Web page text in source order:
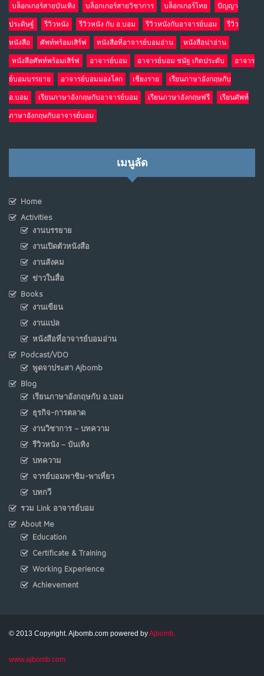
บล็อกเกอร์สายบันเทิง บล็อกเกอร์สายวิชาการ บล็อกเกอร์ไทย ปัญญา
ประดิษฐ์ รีวิวหนัง รีวิวหนัง กับ อ.บอม รีวิวหนังกับอาจารย์บอม รีวิว
หนังสือ ศัพท์พร้อมเสิร์ฟ หนังสือที่อาจารย์บอมอ่าน หนังสือน่าอ่าน
หนังสือศัพท์พร้อมเสิร์ฟ อาจารย์บอม อาจารย์บอม ชนัฐ เกิดประดับ อาจาร
ย์บอมบรรยาย อาจารย์บอมมองโลก เชียงราย เรียนภาษาอังกฤษกับ
อ.บอม เรียนภาษาอังกฤษกับอาจารย์บอม เรียนภาษาอังกฤษฟรี เรียนศัพท์
ภาษาอังกฤษกับอาจารย์บอม
เมนูลัด
Home
Activities
งานบรรยาย
งานเปิดตัวหนังสือ
งานสังคม
ข่าวในสื่อ
Books
งานเขียน
งานแปล
หนังสือที่อาจารย์บอมอ่าน
Podcast/VDO
พูดจาประสา Ajbomb
Blog
เรียนภาษาอังกฤษกับ อ.บอม
ธุรกิจ-การตลาด
งานวิชาการ – บทความ
รีวิวหนัง – บันเทิง
บทความ
จารย์บอมพาชิม-พาเที่ยว
บทกวี
รวม Link อาจารย์บอม
About Me
Education
Certificate & Training
Working Experience
Achievement
© 2013 Copyright. Ajbomb.com powered byAjbomb.
www.ajbomb.com